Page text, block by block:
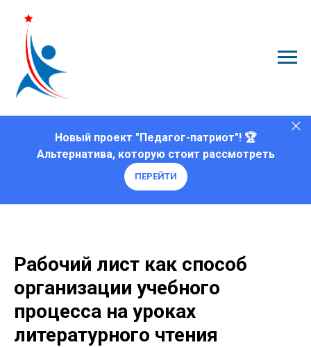
Новый проект "Педагог-патриот"! 🏆
Альтернатива, которую стоит рассмотреть
ПЕРЕЙТИ
Рабочий лист как способ
организации учебного
процесса на уроках
литературного чтения